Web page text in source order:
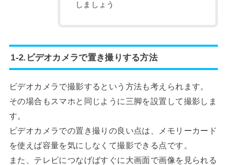
しましょう
1-2.ビデオカメラで置き撮りする方法
ビデオカメラで撮影するという方法も考えられます。
その場合もスマホと同じように三脚を設置して撮影しま
す。
ビデオカメラでの置き撮りの良い点は、メモリーカード
を使えば容量を気にしなくて撮影できる点です。
また、テレビにつなげばすぐに大画面で画像を見られる